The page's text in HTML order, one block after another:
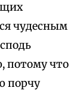
чудесным
потому что
порчу